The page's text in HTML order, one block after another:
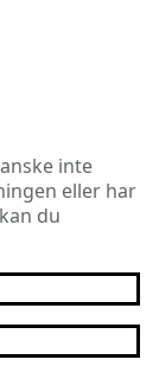
inte
eller har
du